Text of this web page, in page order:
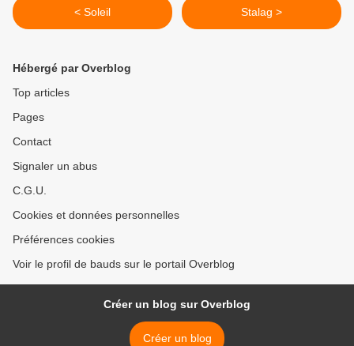
< Soleil Stalag >
Hébergé par Overblog
Top articles
Pages
Contact
Signaler un abus
C.G.U.
Cookies et données personnelles
Préférences cookies
Voir le profil de bauds sur le portail Overblog
Créer un blog sur Overblog
Créer un blog